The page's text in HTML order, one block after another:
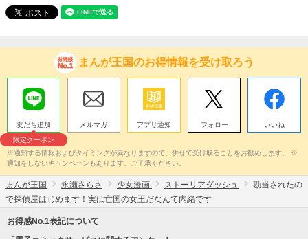
まんが王国のお得情報を受け取ろう
友だち追加
限定クーポン
メルマガ アプリ通知 フォロー いいね
※通知する情報およびタイミングが異なりますので、併せて受け取ることをお勧めします。 ※
通知をしないキャンペーンもあります。ご了承ください。
まんが王国 永瀬さらさ 少女漫画 ストーリアダッシュ
勘当されたの
で探偵屋はじめます！実は亡国の女王だなんて内緒です
お得感No.1表記について